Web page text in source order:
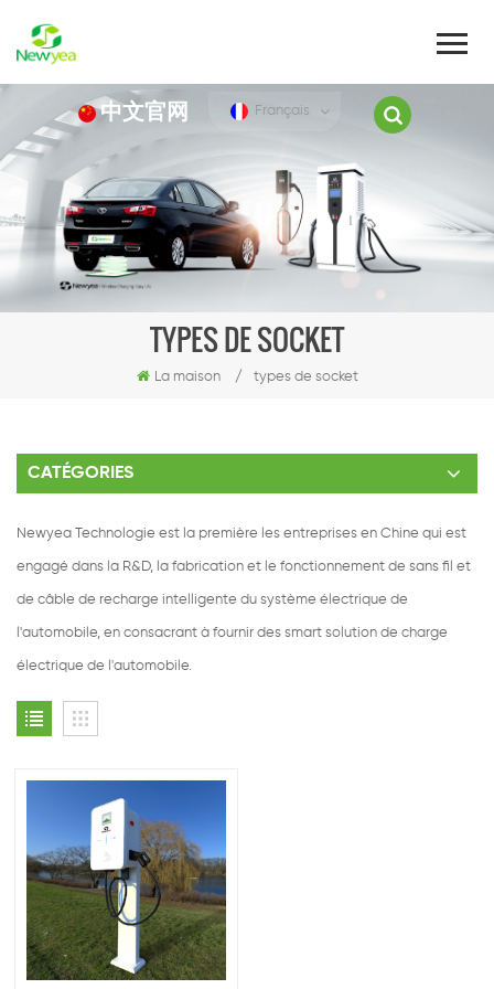
中文官网 Français
TYPES DE SOCKET
La maison / types de socket
CATÉGORIES
Newyea Technologie est la première les entreprises en Chine qui est
engagé dans la R&D, la fabrication et le fonctionnement de sans fil et
de câble de recharge intelligente du système électrique de
l'automobile, en consacrant à fournir des smart solution de charge
électrique de l'automobile.